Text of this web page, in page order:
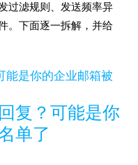
过滤规则、发送频率异
。下面逐一拆解，并给
复？可能是你
单了